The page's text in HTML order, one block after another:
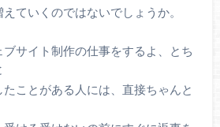
ていくのではないでしょうか。
サイト制作の仕事をするよ、とち
ことがある人には、直接ちゃんと